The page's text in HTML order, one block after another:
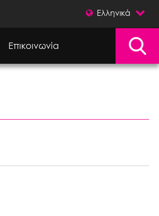
Ελληνικά
Επικοινωνία